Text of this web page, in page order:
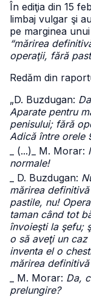
În ediţia din 15
limbaj vulgar şi
pe marginea
“mărirea
operaţii, fără
Redăm din
„D. Buzdugan:
Aparate pentru
penisului; fără
Adică între orele
_ (...) _ M. Morar:
normale!
_ D. Buzdugan:
mărirea
pastile, nu!
taman când tot
învoieşti la şefu;
o să aveţi un
inventa el o
mărirea
_ M. Morar: Da,
prelungire?